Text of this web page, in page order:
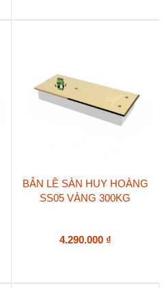
BẢN LỀ SÀN HUY HOÀNG
SS05 VÀNG 300KG
4.290.000 ₫